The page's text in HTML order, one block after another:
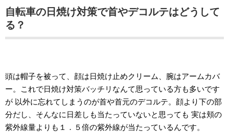
自転車の日焼け対策で首やデコルテはどうして
る？
頭は帽子を被って、顔は日焼け止めクリーム、腕はアームカバ
ー。これで日焼け対策バッチリなんて思っている方も多いです
が 以外に忘れてしまうのが首や首元のデコルテ。顔より下の部
分だし、そんなに日差しも当たっていないと思っても 実は頬の
紫外線量よりも１．５倍の紫外線が当たっているんです。